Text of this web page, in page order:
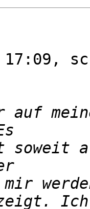
17:09,
soweit